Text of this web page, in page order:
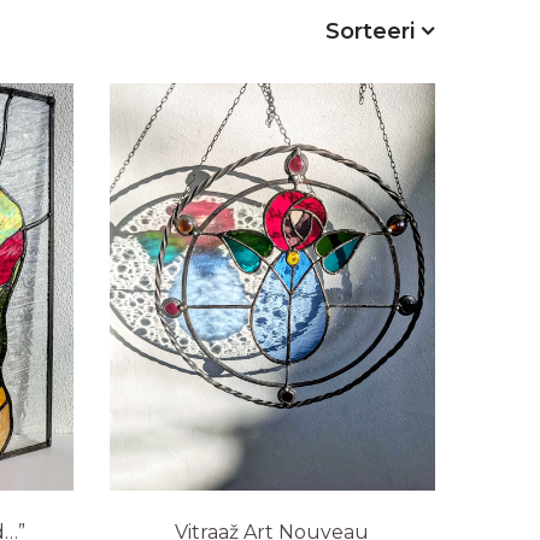
Sorteeri
Vitraaž Art Nouveau